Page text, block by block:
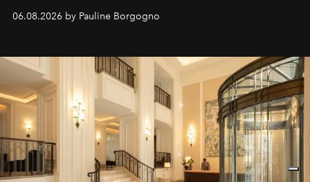
06.08.2026 by Pauline Borgogno